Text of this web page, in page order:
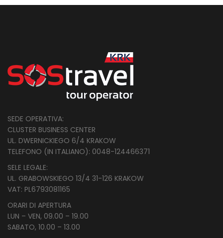
SEDE OPERATIVA:
CLUSTER BUSINESS CENTER
UL. DWERNICKIEGO 6/4 KRAKOW
TELEFONO (IN ITALIANO): 0048-124466371
SELE LEGALE:
UL. GRABOWSKIEGO 13/4 31-126 KRAKOW
VAT: PL6793081165
ORARI DI APERTURA
LUN – VEN, 09.00 – 19.00
SABATO, 10.00 – 13.00